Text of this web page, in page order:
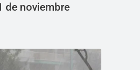
de noviembre